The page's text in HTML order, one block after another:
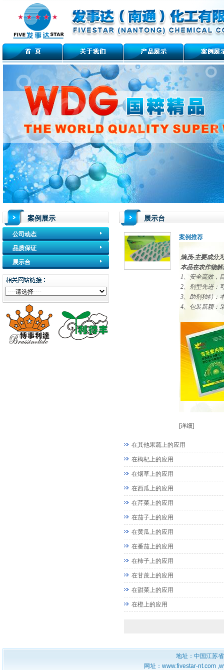
案例展示
公司动态
品质保证
展示台
展示台
案例推荐
熵茂-主要成分
本品在农作物
1、安全高效，
2、剂型先进：
3、助剂独特：
4、包装新颖：
[详细]
在其他果蔬上的应用
在枸杞上的应用
在烟草上的应用
在西瓜上的应用
在芹菜上的应用
在茄子上的应用
在黄瓜上的应用
在番茄上的应用
在柿子上的应用
在甘蔗上的应用
在甜菜上的应用
在橙上的应用
地址：中国江苏
网址：www.fivestar-nt.com